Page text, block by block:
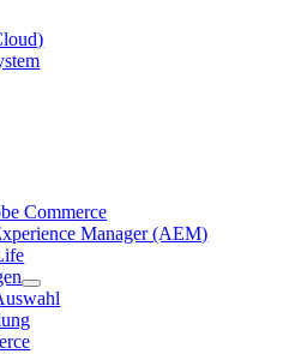
Commerce
Manager (AEM)